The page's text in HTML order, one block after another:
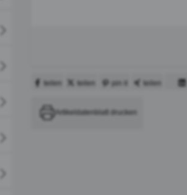
teilen teilen pin it
teilen
Artikeldatenblatt drucken